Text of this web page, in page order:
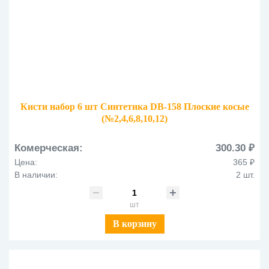
Кисти набор 6 шт Синтетика DB-158 Плоские косые
(№2,4,6,8,10,12)
Комерческая: 300.30 ₽
Цена:
365 ₽
В наличии:
2 шт.
шт
В корзину